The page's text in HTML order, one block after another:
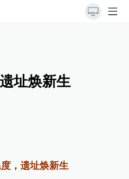
址焕新生
，遗址焕新生